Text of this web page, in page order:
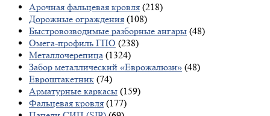
Арочная фальцевая кровля (218)
Дорожные ограждения (108)
Быстровозводимые разборные ангары (48)
Омега-профиль ГПО (238)
Металлочерепица (1324)
Забор металлический «Еврожалюзи» (48)
Евроштакетник (74)
Арматурные каркасы (159)
Фальцевая кровля (177)